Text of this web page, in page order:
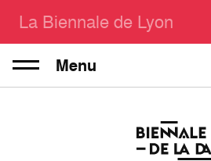
La Biennale de Lyon
Menu